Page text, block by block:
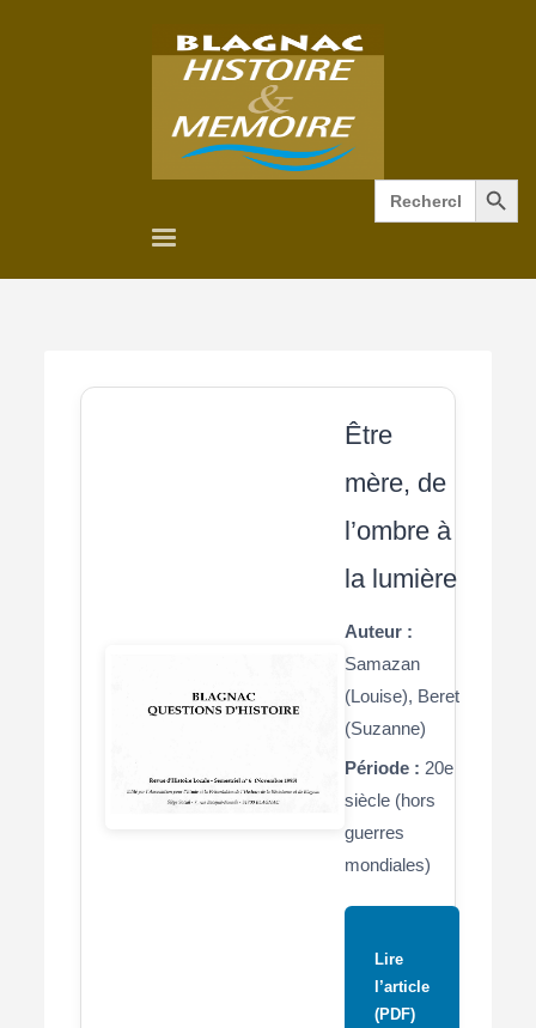
Search
for:
Search Button
Être
mère, de
l’ombre à
la lumière
Auteur :
Samazan
(Louise), Beret
(Suzanne)
Période : 20e
siècle (hors
guerres
mondiales)
Lire
l’article
(PDF)